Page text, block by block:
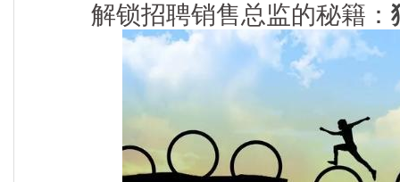
解锁招聘销售总监的秘籍：